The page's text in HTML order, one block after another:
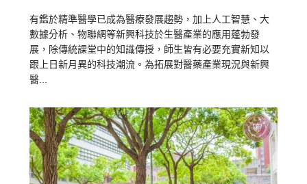
有鑑於精準醫學已成為醫療發展趨勢，加上人工智慧、大
數據分析、物聯網等新興科技於生醫產業的應用蓬勃發
展，除傳統課堂中的知識傳授，師生皆有必要充實新知以
跟上日新月異的科技潮流。為拓展對醫藥產業現況與新興
醫...